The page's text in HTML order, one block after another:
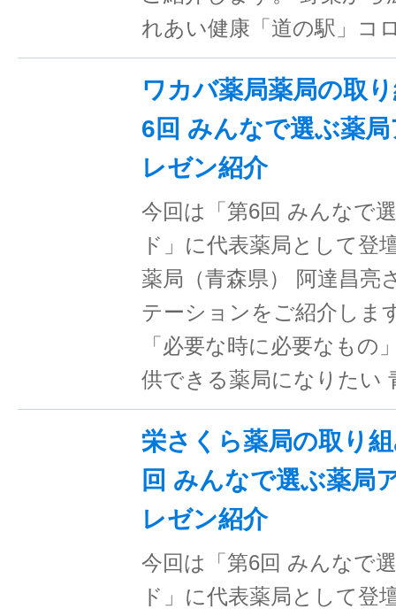
れあい健康「道の駅」コ
ワカバ薬局薬局の取
6回 みんなで選ぶ薬
レゼン紹介
今回は「第6回 みんなで
ド」に代表薬局として登
薬局（青森県） 阿達昌亮
テーションをご紹介しま
「必要な時に必要なもの
供できる薬局になりたい
栄さくら薬局の取り
回 みんなで選ぶ薬局
レゼン紹介
今回は「第6回 みんなで
ド」に代表薬局として登